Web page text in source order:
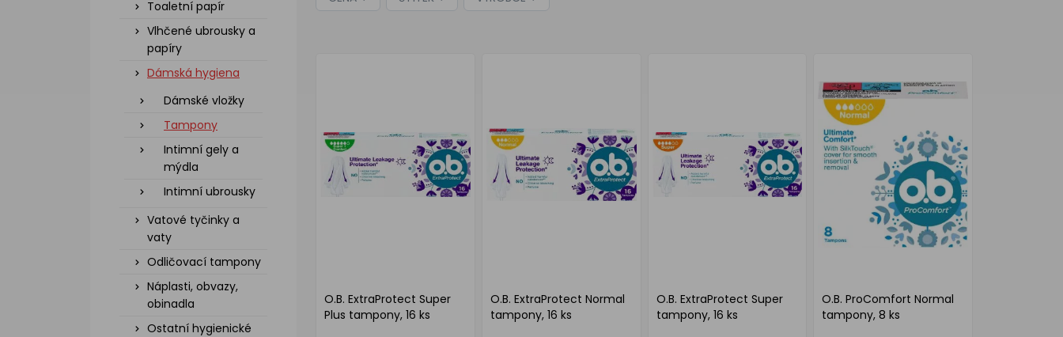
Toaletní papír
Vlhčené ubrousky a
papíry
Dámská hygiena
Dámské vložky
Tampony
Intimní gely a
mýdla
Intimní ubrousky
Vatové tyčinky a
vaty
Odličovací tampony
Náplasti, obvazy,
obinadla
Ostatní hygienické
O.B. ExtraProtect Super
Plus tampony, 16 ks
O.B. ExtraProtect Normal
tampony, 16 ks
O.B. ExtraProtect Super
tampony, 16 ks
O.B. ProComfort Normal
tampony, 8 ks